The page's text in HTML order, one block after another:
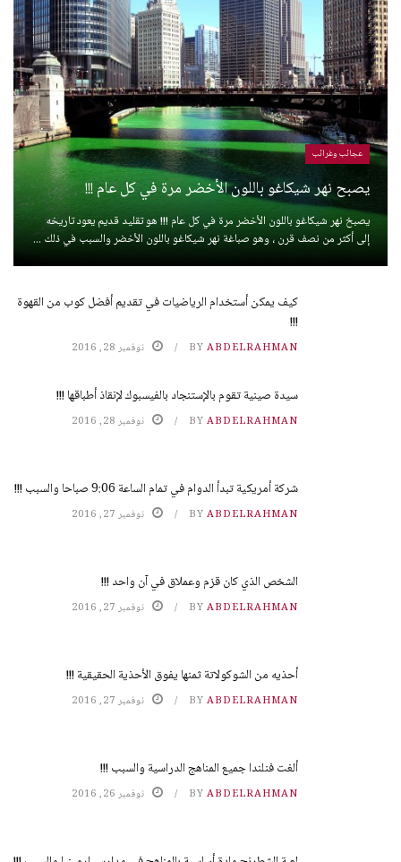
عجائب وغرائب
يصبح نهر شيكاغو باللون الأخضر مرة في كل عام !!!
يصبخ نهر شيكاغو باللون الأخضر مرة في كل عام !!! هو تقليد قديم يعود تاريخه
إلى أكثر من نصف قرن ، وهو صباغة نهر شيكاغو باللون الأخضر والسبب في ذلك ...
كيف يمكن أستخدام الرياضيات في تقديم أفضل كوب من القهوة
!!!
BY ABDELRAHMAN نوفمبر 28, 2016
سيدة صينية تقوم بالإستنجاد بالفيسبوك لإنقاذ أطباقها !!!
BY ABDELRAHMAN نوفمبر 28, 2016
شركة أمريكية تبدأ الدوام في تمام الساعة 9:06 صباحا والسبب !!!
BY ABDELRAHMAN نوفمبر 27, 2016
الشخص الذي كان قزم وعملاق في آن واحد !!!
BY ABDELRAHMAN نوفمبر 27, 2016
أحذيه من الشوكولاتة ثمنها يفوق الأحذية الحقيقية !!!
BY ABDELRAHMAN نوفمبر 27, 2016
ألغت فنلندا جميع المناهج الدراسية والسبب !!!
BY ABDELRAHMAN نوفمبر 26, 2016